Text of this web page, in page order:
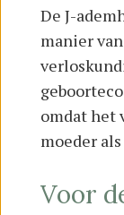
De J-
manier
omdat het
moeder als
Voor